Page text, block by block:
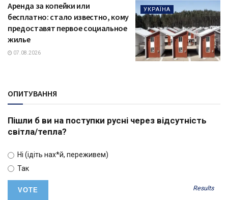
УКРАЇНА
Аренда за копейки или
бесплатно: стало известно, кому
предоставят первое социальное
жилье
07.08.2026
ОПИТУВАННЯ
Пішли б ви на поступки русні через відсутність
світла/тепла?
Ні (ідіть нах*й, переживем)
Так
Results